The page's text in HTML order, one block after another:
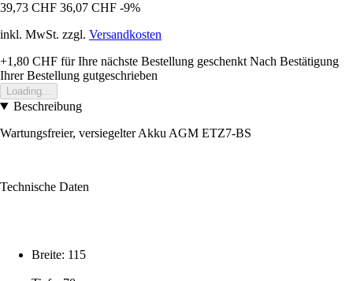
39,73 CHF 36,07 CHF -9%
inkl. MwSt. zzgl. Versandkosten
+1,80 CHF für Ihre nächste Bestellung geschenkt Nach Bestätigung
Ihrer Bestellung gutgeschrieben
Loading...
Beschreibung
Wartungsfreier, versiegelter Akku AGM ETZ7-BS
Technische Daten
Breite: 115